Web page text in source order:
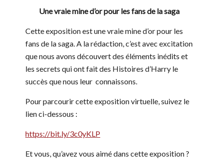
de la
magie
mal
sur
illustrations
de
Sorcellerie
At
Magie
magiques
Harry Potter N’a
Sa Magie
Une vraie mine d’or pour les fans de la saga
Cette exposition est une vraie mine d’or pour les
fans de la saga. A la rédaction, c’est avec excitation
que nous avons découvert des éléments inédits et
les secrets qui ont fait des Histoires d’Harry le
succès que nous leur connaissons.
Pour parcourir cette exposition virtuelle, suivez le
lien ci-dessous :
https://bit.ly/3c0yKLP
Et vous, qu’avez vous aimé dans cette exposition ?